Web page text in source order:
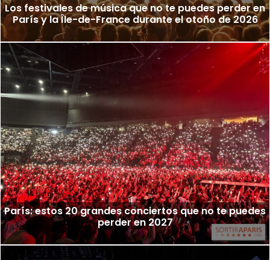
Los festivales de música que no te puedes perder en
París y la Île-de-France durante el otoño de 2026
París: estos 20 grandes conciertos que no te puedes
perder en 2027